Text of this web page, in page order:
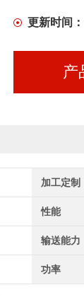
更新时间：
产
加工定制
性能
输送能力
功率